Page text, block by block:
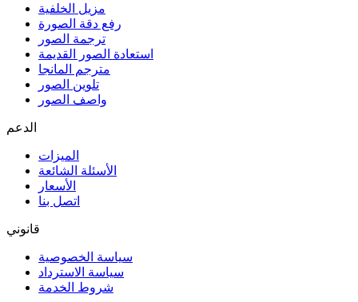
مزيل الخلفية
رفع دقة الصورة
ترجمة الصور
استعادة الصور القديمة
مترجم المانجا
تلوين الصور
واصف الصور
الدعم
الميزات
الأسئلة الشائعة
الأسعار
اتصل بنا
قانوني
سياسة الخصوصية
سياسة الاسترداد
شروط الخدمة